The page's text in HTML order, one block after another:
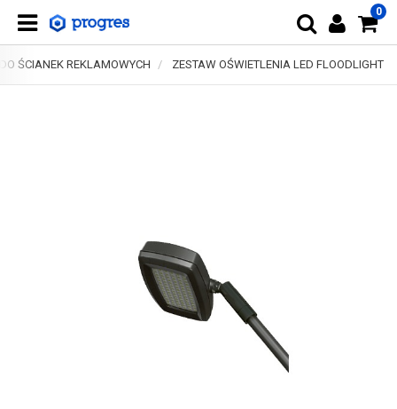
0
ŚCIANEK REKLAMOWYCH ZESTAW OŚWIETLENIA LED FLOODLIGHT